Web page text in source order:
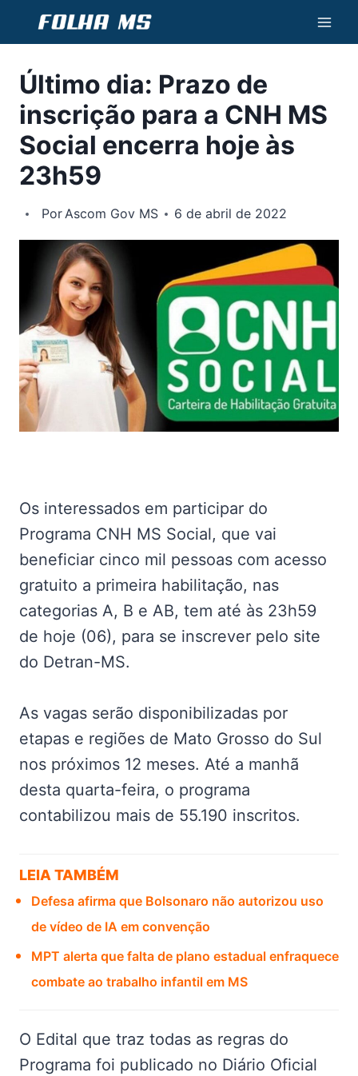
Conteúdo
Último dia: Prazo de
inscrição para a CNH MS
Social encerra hoje às
23h59
PorAscom Gov MS 6 de abril de 2022
Os interessados em participar do
Programa CNH MS Social, que vai
beneficiar cinco mil pessoas com acesso
gratuito a primeira habilitação, nas
categorias A, B e AB, tem até às 23h59
de hoje (06), para se inscrever pelo site
do Detran-MS.
As vagas serão disponibilizadas por
etapas e regiões de Mato Grosso do Sul
nos próximos 12 meses. Até a manhã
desta quarta-feira, o programa
contabilizou mais de 55.190 inscritos.
LEIA TAMBÉM
Defesa afirma que Bolsonaro não autorizou uso
de vídeo de IA em convenção
MPT alerta que falta de plano estadual enfraquece
combate ao trabalho infantil em MS
O Edital que traz todas as regras do
Programa foi publicado no Diário Oficial